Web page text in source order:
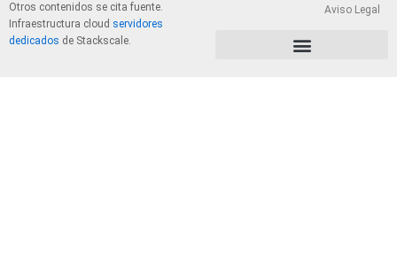
Otros contenidos se cita fuente.
Infraestructura cloud servidores
dedicados de Stackscale.
Aviso Legal